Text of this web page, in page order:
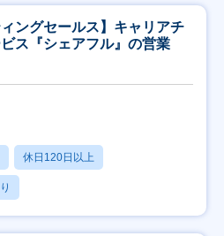
ングセールス】キャリアチ
ス『シェアフル』の営業
休日120日以上